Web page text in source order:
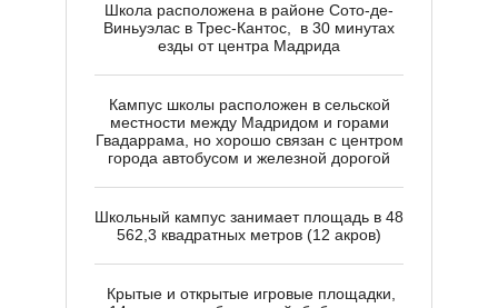
Школа расположена в районе Сото-де-
Виньуэлас в Трес-Кантос, в 30 минутах
езды от центра Мадрида
Кампус школы расположен в сельской
местности между Мадридом и горами
Гвадаррама, но хорошо связан с центром
города автобусом и железной дорогой
Школьный кампус занимает площадь в 48
562,3 квадратных метров (12 акров)
Крытые и открытые игровые площадки,